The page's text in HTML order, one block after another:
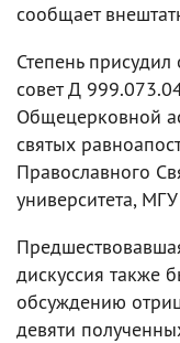
сообщает
Степень
совет Д
Общецерковной
святых
Православного
университета,
дискуссия также
обсуждению
девяти